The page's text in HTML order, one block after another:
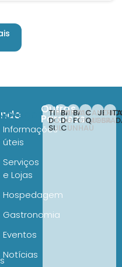
Informações
úteis
Serviços
e Lojas
Hospedagem
Gastronomia
Eventos
Notícias
Outros
Paraísos
TIBAU
DO
SUL
BARRA
DO
CUNHAÚ
BAIA
FORMOSA
CANOA